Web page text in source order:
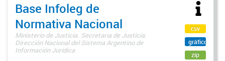
Base Infoleg de
Normativa Nacional
Ministerio de Justicia. Secretaría de Justicia.
Dirección Nacional del Sistema Argentino de
Información Jurídica
csv
gráfico
zip